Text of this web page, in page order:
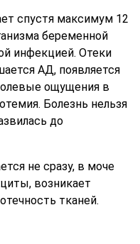
спустя максимум 12
беременной
инфекцией. Отеки
АД, появляется
ощущения в
Болезнь нельзя
до
не сразу, в моче
возникает
тканей.